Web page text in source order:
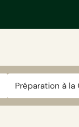
Préparation à la